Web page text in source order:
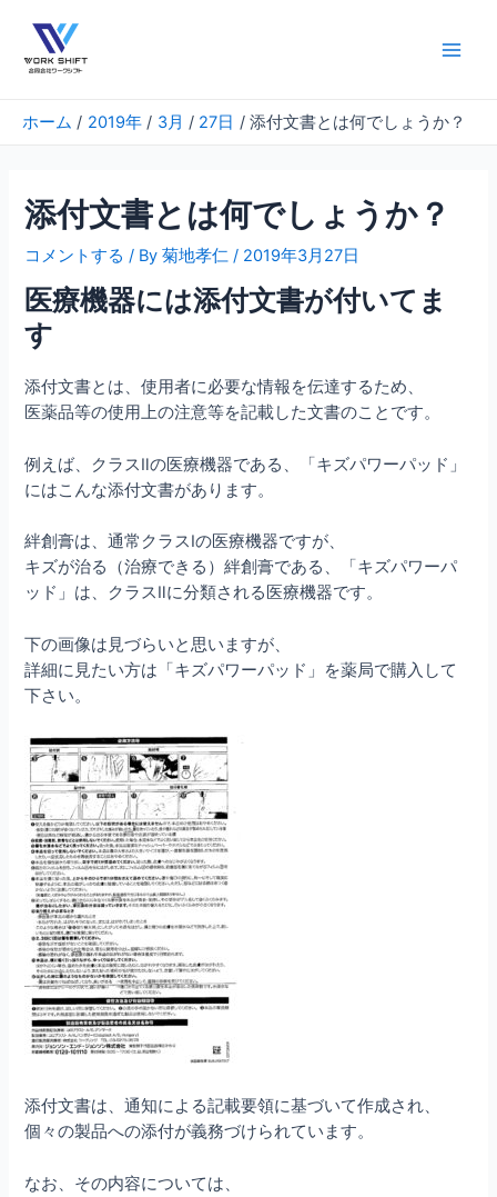
ホーム 2019年 3月 27日 添付文書とは何でしょうか？
添付文書とは何でしょうか？
コメントする / By菊地孝仁/ 2019年3月27日
医療機器には添付文書が付いてま
す
添付文書とは、使用者に必要な情報を伝達するため、
医薬品等の使用上の注意等を記載した文書のことです。
例えば、クラスⅡの医療機器である、「キズパワーパッド」
にはこんな添付文書があります。
絆創膏は、通常クラスⅠの医療機器ですが、
キズが治る（治療できる）絆創膏である、「キズパワーパ
ッド」は、クラスⅡに分類される医療機器です。
下の画像は見づらいと思いますが、
詳細に見たい方は「キズパワーパッド」を薬局で購入して
下さい。
添付文書は、通知による記載要領に基づいて作成され、
個々の製品への添付が義務づけられています。
なお、その内容については、